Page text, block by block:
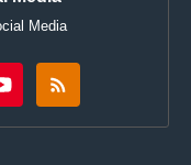
Media